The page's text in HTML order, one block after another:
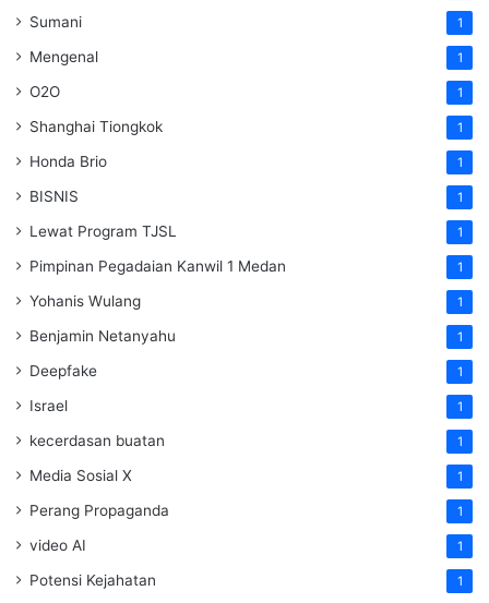
Sumani 1
Mengenal 1
O2O 1
Shanghai Tiongkok 1
Honda Brio 1
BISNIS 1
Lewat Program TJSL 1
Pimpinan Pegadaian Kanwil 1 Medan 1
Yohanis Wulang 1
Benjamin Netanyahu 1
Deepfake 1
Israel 1
kecerdasan buatan 1
Media Sosial X 1
Perang Propaganda 1
video AI 1
Potensi Kejahatan 1